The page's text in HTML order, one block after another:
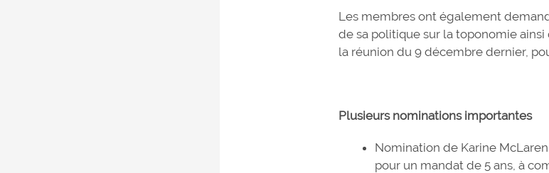
Les membres ont également
de sa politique sur la toponomie
la réunion du 9 décembre dernier,
Plusieurs nominations importantes
Nomination de Karine
pour un mandat de 5 ans, à